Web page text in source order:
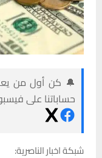
🔔 كن أول من
حساباتنا على
شبكة اخبار الناصرية: